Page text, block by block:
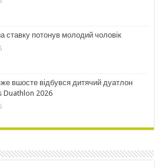
ставку потонув молодий чоловік
вшосте відбувся дитячий дуатлон
Duathlon 2026